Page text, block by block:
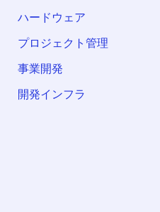
ハードウェア
プロジェクト管理
事業開発
開発インフラ